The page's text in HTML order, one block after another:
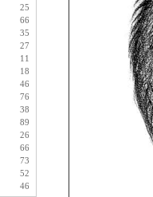
25
66
35
27
11
18
46
76
38
89
26
66
73
52
46